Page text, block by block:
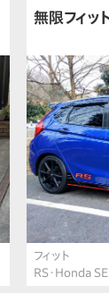
無限フィッ
フィット
RS・Honda